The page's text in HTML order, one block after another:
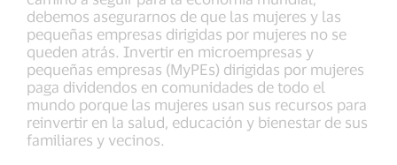
debemos asegurarnos de que las mujeres y las
pequeñas empresas dirigidas por mujeres no se
queden atrás. Invertir en microempresas y
pequeñas empresas (MyPEs) dirigidas por mujeres
paga dividendos en comunidades de todo el
mundo porque las mujeres usan sus recursos para
reinvertir en la salud, educación y bienestar de sus
familiares y vecinos.